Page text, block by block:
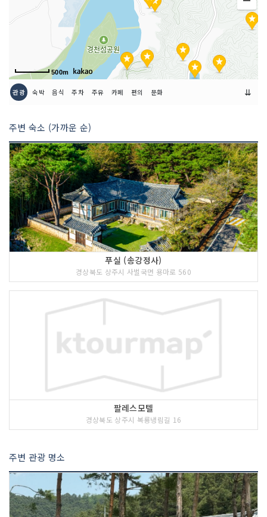
500m
관광 숙박 음식 주차 주유 카페 편의 문화 ⇊
주변 숙소 (가까운 순)
푸실 (송강정사)
경상북도 상주시 사벌국면 용마로 560
팔레스모텔
경상북도 상주시 복룡냉림길 16
주변 관광 명소